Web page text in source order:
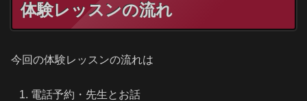
体験レッスンの流れ
今回の体験レッスンの流れは
電話予約・先生とお話